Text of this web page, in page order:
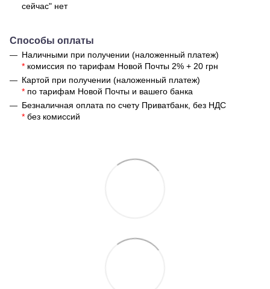
сейчас" нет
Способы оплаты
Наличными при получении (наложенный платеж)
* комиссия по тарифам Новой Почты 2% + 20 грн
Картой при получении (наложенный платеж)
* по тарифам Новой Почты и вашего банка
Безналичная оплата по счету Приватбанк, без НДС
* без комиссий